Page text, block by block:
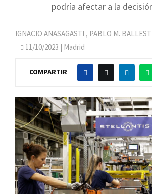
podría afectar a la
IGNACIO ANASAGASTI , PABLO M.
11/10/2023 | Madrid
COMPARTIR